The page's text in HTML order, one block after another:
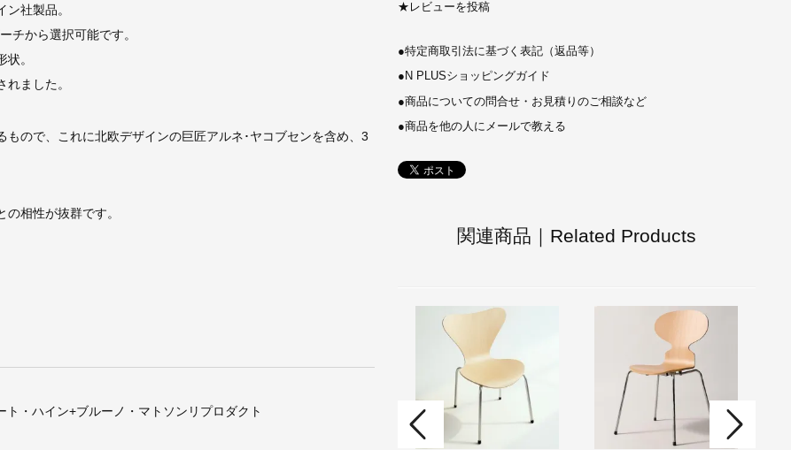
社製品。
チから選択可能です。
。
ました。
ので、これに北欧デザインの巨匠アルネ･ヤコブセンを含め、3
相性が抜群です。
・ハイン+ブルーノ・マトソンリプロダクト
★ レビューを投稿
●特定商取引法に基づく表記（返品等）
● N PLUSショッピングガイド
●商品についての問合せ・お見積りのご相談など
●商品を他の人にメールで教える
関連商品｜Related Products